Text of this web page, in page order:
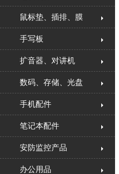
鼠标垫、插排、膜
手写板
扩音器、对讲机
数码、存储、光盘
手机配件
笔记本配件
安防监控产品
办公用品